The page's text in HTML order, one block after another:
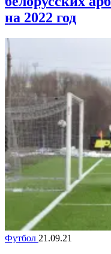
на 2022 год
Футбол 21.09.21